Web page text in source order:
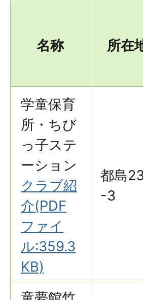
名称 所在
学童保育
所・ちび
っ子ステ
ーション
クラブ紹
介(PDF
ファイ
ル:359.3
KB)
都島
-3